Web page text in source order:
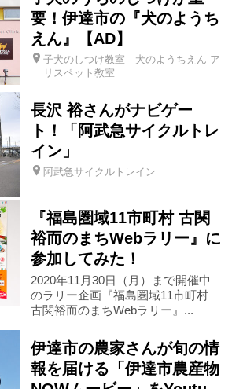
ョン
イルサロン 買い物
ップ 住宅 病院
その他
特産品 レシピ
絞り込む
要！伊達市の『犬のようち
えん』【AD】
子犬のしつけ教室 犬のようちえん ア
リスペット教室
長沢 裕さんがナビゲー
ト！「阿武急サイクルトレ
イン」
阿武急サイクルトレイン
『福島圏域11市町村 古関
裕而のまちWebラリー』に
参加してみた！
2020年11月30日（月）まで開催中
のラリー企画『福島圏域11市町村
古関裕而のまちWebラリー』...
伊達市の農家さんが旬の情
報を届ける「伊達市農産物